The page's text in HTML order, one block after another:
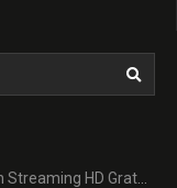
HD Gratuit !